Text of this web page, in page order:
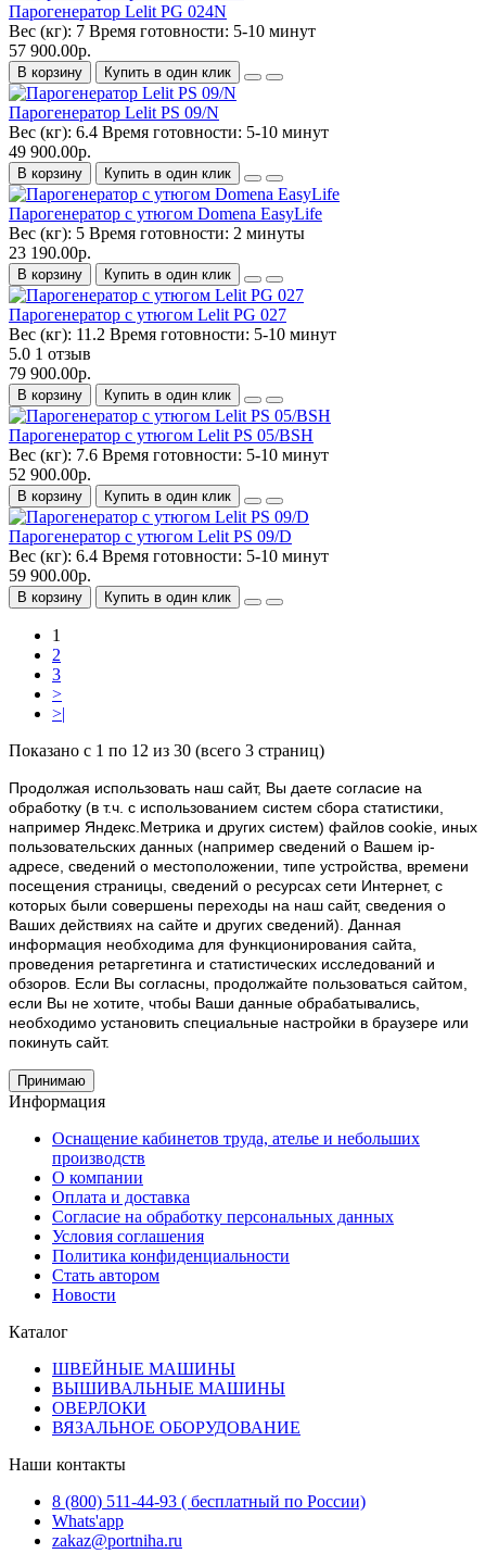
Парогенератор Lelit PG 024N
Вес (кг): 7 Время готовности: 5-10 минут
57 900.00р.
В корзину Купить в один клик
Парогенератор Lelit PS 09/N
Вес (кг): 6.4 Время готовности: 5-10 минут
49 900.00р.
В корзину Купить в один клик
Парогенератор с утюгом Domena EasyLife
Вес (кг): 5 Время готовности: 2 минуты
23 190.00р.
В корзину Купить в один клик
Парогенератор с утюгом Lelit PG 027
Вес (кг): 11.2 Время готовности: 5-10 минут
5.0 1 отзыв
79 900.00р.
В корзину Купить в один клик
Парогенератор с утюгом Lelit PS 05/BSH
Вес (кг): 7.6 Время готовности: 5-10 минут
52 900.00р.
В корзину Купить в один клик
Парогенератор с утюгом Lelit PS 09/D
Вес (кг): 6.4 Время готовности: 5-10 минут
59 900.00р.
В корзину Купить в один клик
1
2
3
>
>|
Показано с 1 по 12 из 30 (всего 3 страниц)
Продолжая использовать наш cайт, Вы даете согласие на
обработку (в т.ч. с использованием систем сбора статистики,
например Яндекс.Метрика и других систем) файлов cookie, иных
пользовательских данных (например сведений о Вашем ip-
адресе, сведений о местоположении, типе устройства, времени
посещения страницы, сведений о ресурсах сети Интернет, с
которых были совершены переходы на наш сайт, сведения о
Ваших действиях на сайте и других сведений). Данная
информация необходима для функционирования сайта,
проведения ретаргетинга и статистических исследований и
обзоров. Если Вы согласны, продолжайте пользоваться сайтом,
если Вы не хотите, чтобы Ваши данные обрабатывались,
необходимо установить специальные настройки в браузере или
покинуть сайт.
Принимаю
Информация
Оснащение кабинетов труда, ателье и небольших
производств
О компании
Оплата и доставка
Согласие на обработку персональных данных
Условия соглашения
Политика конфиденциальности
Стать автором
Новости
Каталог
ШВЕЙНЫЕ МАШИНЫ
ВЫШИВАЛЬНЫЕ МАШИНЫ
ОВЕРЛОКИ
ВЯЗАЛЬНОЕ ОБОРУДОВАНИЕ
Наши контакты
8 (800) 511-44-93 ( бесплатный по России)
Whats'app
zakaz@portniha.ru